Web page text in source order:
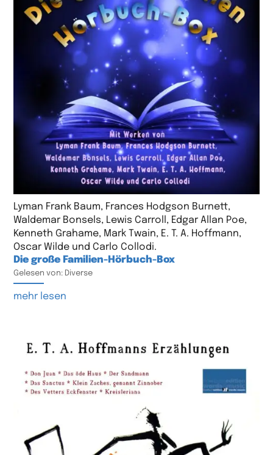
Lyman Frank Baum, Frances Hodgson Burnett,
Waldemar Bonsels, Lewis Carroll, Edgar Allan Poe,
Kenneth Grahame, Mark Twain, E. T. A. Hoffmann,
Oscar Wilde und Carlo Collodi.
Die große Familien-Hörbuch-Box
Gelesen von: Diverse
mehr lesen